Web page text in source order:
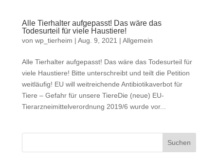
Alle Tierhalter aufgepasst! Das wäre das
Todesurteil für viele Haustiere!
von wp_tierheim | Aug. 9, 2021 | Allgemein
Alle Tierhalter aufgepasst! Das wäre das Todesurteil für
viele Haustiere! Bitte unterschreibt und teilt die Petition
weitläufig! EU will weitreichende Antibiotikaverbot für
Tiere – Gefahr für unsere TiereDie (neue) EU-
Tierarzneimittelverordnung 2019/6 wurde vor...